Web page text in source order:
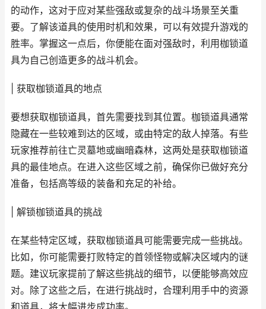
的动作，这对于应对某些强敌或复杂的战斗场景至关重
要。了解该道具的使用时机和效果，可以有效提升游戏的
胜率。掌握这一点后，你便能在面对强敌时，利用枷锁道
具为自己创造更多的战斗机会。
| 获取枷锁道具的地点
要想获取枷锁道具，首先需要找到其位置。枷锁道具通常
隐藏在一些较难到达的区域，或由特定的敌人掉落。有些
玩家推荐前往亡灵墓地或幽暗森林，这两处是获取枷锁道
具的最佳地点。在进入这些区域之前，确保你已做好充分
准备，包括高等级的装备和充足的补给。
| 解锁枷锁道具的挑战
在某些特定区域，获取枷锁道具可能需要完成一些挑战。
比如，你可能需要打败特定的首领怪物或解决区域内的谜
题。建议玩家提前了解这些挑战的细节，以便能够高效应
对。除了这些之后，在进行挑战时，合理利用手中的资源